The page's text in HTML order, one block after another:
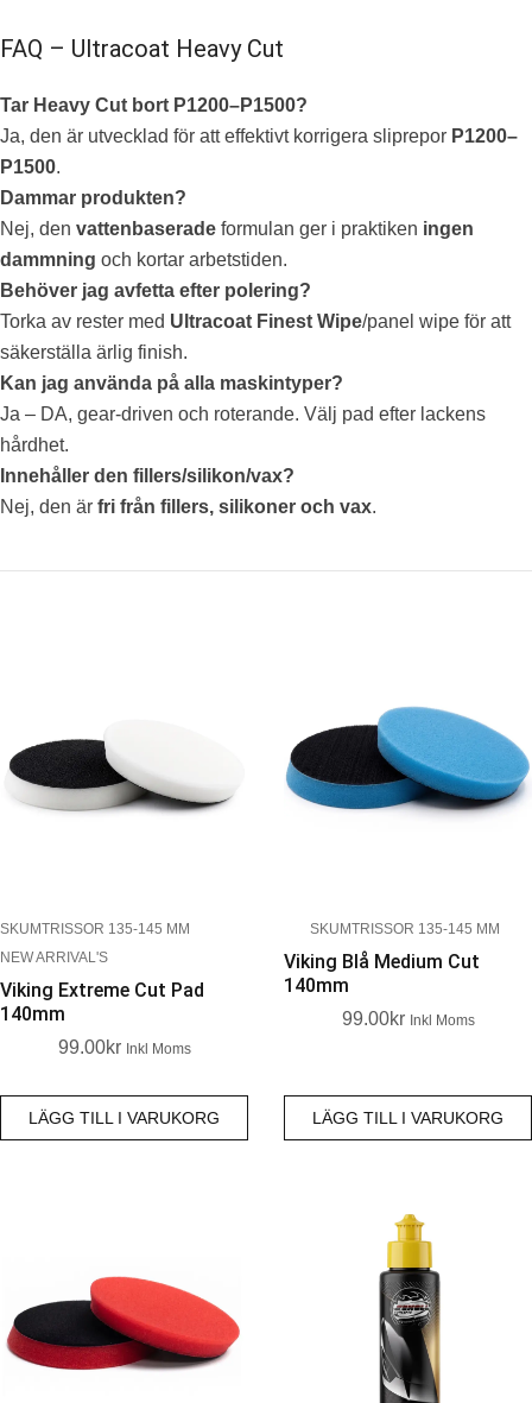
FAQ – Ultracoat Heavy Cut
Tar Heavy Cut bort P1200–P1500?
Ja, den är utvecklad för att effektivt korrigera sliprepor P1200–
P1500.
Dammar produkten?
Nej, den vattenbaserade formulan ger i praktiken ingen
dammning och kortar arbetstiden.
Behöver jag avfetta efter polering?
Torka av rester med Ultracoat Finest Wipe/panel wipe för att
säkerställa ärlig finish.
Kan jag använda på alla maskintyper?
Ja – DA, gear-driven och roterande. Välj pad efter lackens
hårdhet.
Innehåller den fillers/silikon/vax?
Nej, den är fri från fillers, silikoner och vax.
SKUMTRISSOR 135-145 MM
NEW ARRIVAL'S
Viking Extreme Cut Pad
140mm
99.00Kr Inkl Moms
LÄGG TILL I VARUKORG
SKUMTRISSOR 135-145 MM
Viking Blå Medium Cut
140mm
99.00Kr Inkl Moms
LÄGG TILL I VARUKORG